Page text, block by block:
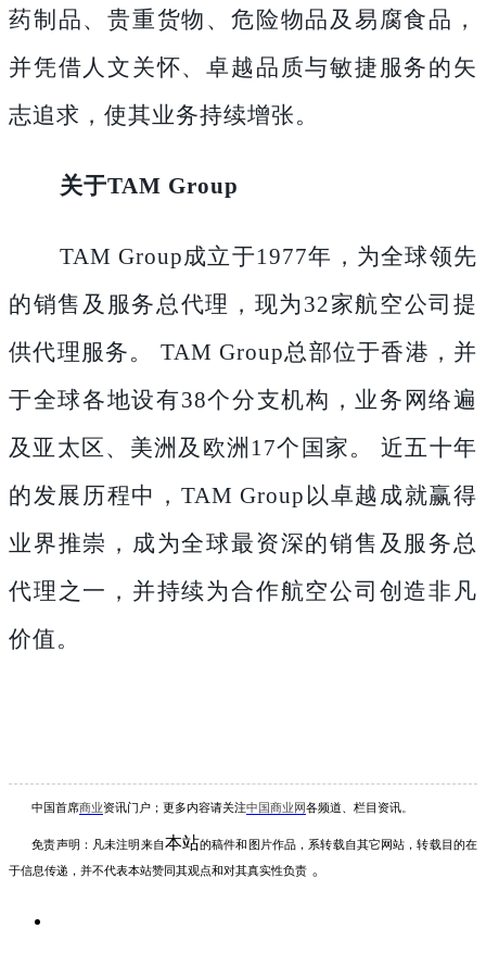
药制品、贵重货物、危险物品及易腐食品，
并凭借人文关怀、卓越品质与敏捷服务的矢
志追求，使其业务持续增张。
关于TAM Group
TAM Group成立于1977年，为全球领先
的销售及服务总代理，现为32家航空公司提
供代理服务。 TAM Group总部位于香港，并
于全球各地设有38个分支机构，业务网络遍
及亚太区、美洲及欧洲17个国家。 近五十年
的发展历程中，TAM Group以卓越成就赢得
业界推崇，成为全球最资深的销售及服务总
代理之一，并持续为合作航空公司创造非凡
价值。
中国首席商业资讯门户；更多内容请关注中国商业网各频道、栏目资讯
免责声明：凡未注明 来自本站的稿件和图片作品，系转载自其它网站，转载目的在
于信息传递，并不代表本站赞同其观点和对其真实性负责 。